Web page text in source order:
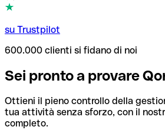
su Trustpilot
600.000 clienti si fidano di noi
Sei pronto a provare
Ottieni il pieno controllo della
tua attività senza sforzo, con il
completo.